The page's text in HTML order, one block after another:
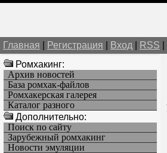
Главная Регистрация Вход RSS
Ромхакинг:
Архив новостей
База ромхак-файлов
Ромхакерская галерея
Каталог разного
Дополнительно:
Поиск по сайту
Зарубежный ромхакинг
Новости эмуляции